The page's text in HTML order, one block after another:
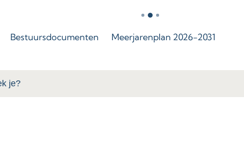
Bestuursdocumenten Meerjarenplan 2026-2031